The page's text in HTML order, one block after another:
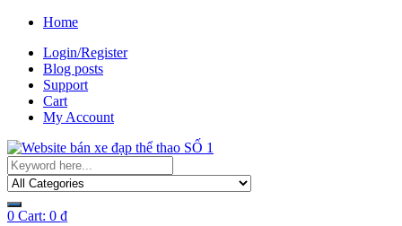
Home
Login/Register
Blog posts
Support
Cart
My Account
0 Cart: 0 ₫